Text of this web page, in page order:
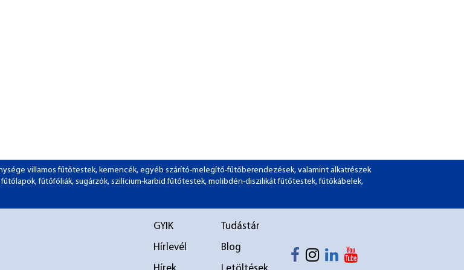
villamos fűtőtestek, kemencék, egyéb szárító-melegítő-fűtőberendezések, valamint alkatrészek
fűtőfóliák, sugárzók, szilícium-karbid fűtőtestek, molibdén-diszilikát fűtőtestek, fűtőkábelek,
GYIK
Hírlevél
1
2
Tudástár
Blog